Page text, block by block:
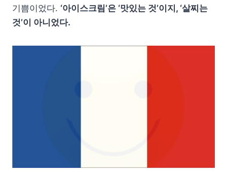
기쁨이었다. ‘아이스크림’은 ‘맛있는 것’이지, ‘살찌는
것’이 아니었다.